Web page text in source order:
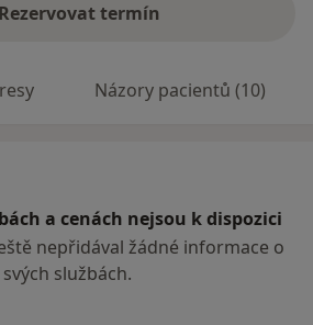
Rezervovat termín
Názory pacientů (10)
a cenách nejsou k dispozici
nepřidával žádné informace o
svých službách.